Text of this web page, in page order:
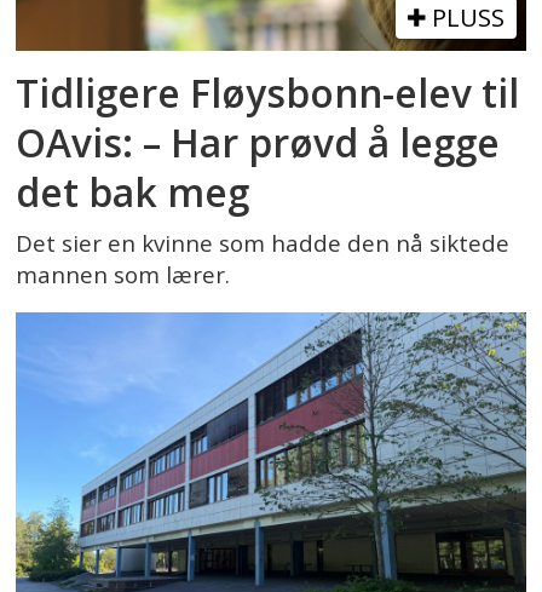
PLUSS
Tidligere Fløysbonn-elev til
OAvis: – Har prøvd å legge
det bak meg
Det sier en kvinne som hadde den nå siktede
mannen som lærer.